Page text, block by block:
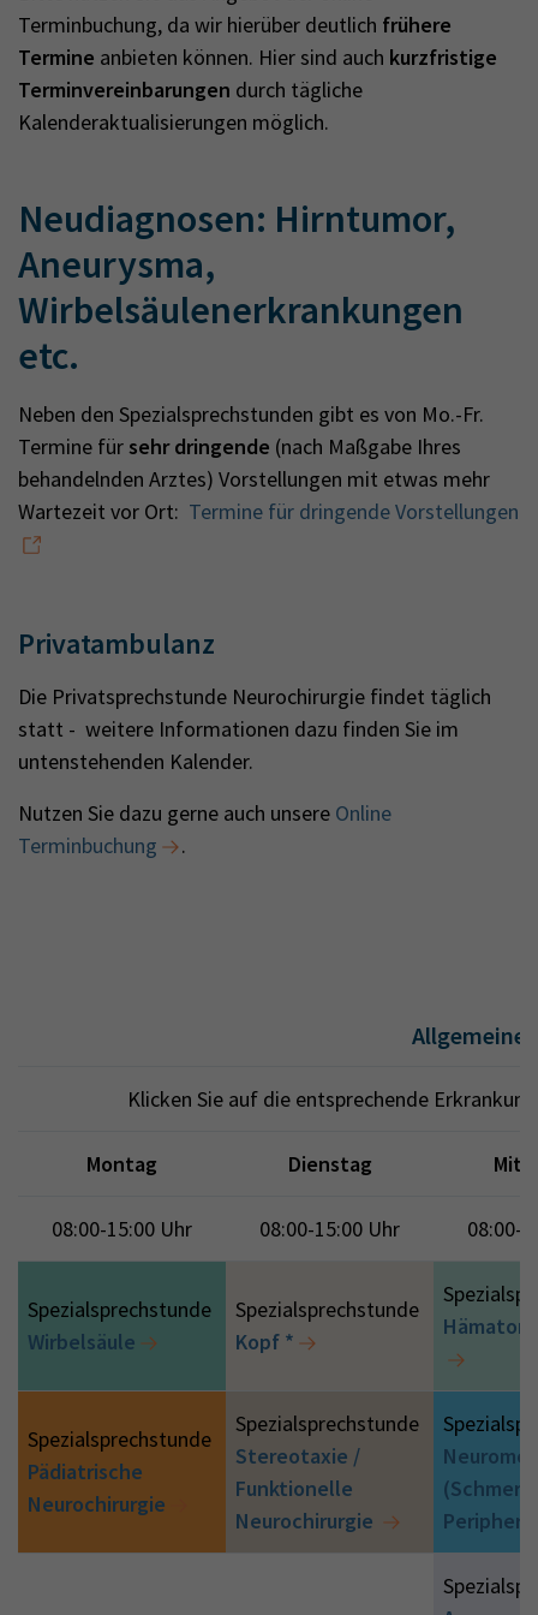
Terminbuchung, da wir hierüber deutlich frühere
Termine anbieten können. Hier sind auch kurzfristige
Terminvereinbarungen durch tägliche
Kalenderaktualisierungen möglich.
Neudiagnosen: Hirntumor,
Aneurysma,
Wirbelsäulenerkrankungen
etc.
Neben den Spezialsprechstunden gibt es von Mo.-Fr.
Termine fürsehr dringende (nach Maßgabe Ihres
behandelnden Arztes) Vorstellungen mit etwas mehr
Wartezeit vor Ort: Termine für dringende Vorstellungen
Privatambulanz
Die Privatsprechstunde Neurochirurgie findet täglich
statt - weitere Informationen dazu finden Sie im
untenstehenden Kalender.
Nutzen Sie dazu gerne auch unsere Online
Terminbuchung
.
Allgemeine
Klicken Sie auf die entsprechende
Montag Dienstag
08:00-15:00 Uhr 08:00-15:00 Uhr 08:00-
Spezialsprechstunde
Wirbelsäule
Spezialsprechstunde
Kopf *
Spezialsprechstunde
Pädiatrische
Neurochirurgie
Spezialsprechstunde
Stereotaxie /
Funktionelle
Neurochirurgie